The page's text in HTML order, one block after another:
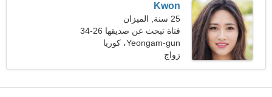
Kwon
25 سنة, الميزان
فتاة تبحث عن صديقها 26-34
Yeongam-gun، كوريا
الجنوبية
زواج